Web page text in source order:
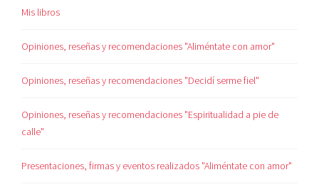
Mis libros
Opiniones, reseñas y recomendaciones "Aliméntate con amor"
Opiniones, reseñas y recomendaciones "Decidí serme fiel"
Opiniones, reseñas y recomendaciones "Espiritualidad a pie de
calle"
Presentaciones, firmas y eventos realizados "Aliméntate con amor"